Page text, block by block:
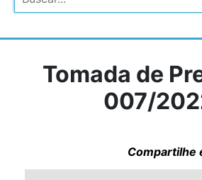
Tomada de
007/
Compartilhe